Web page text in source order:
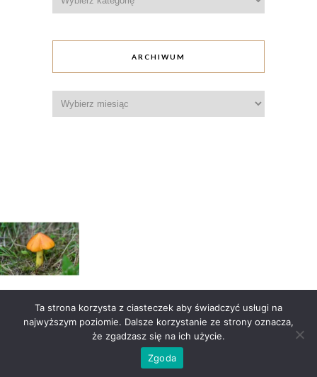
ARCHIWUM
Wczytaj więcej Obserwuj na Instagramie
Pieprznik 2016-2025 – wszystkie prawa zastrzeżone
Ta strona korzysta z ciasteczek aby świadczyć usługi na
najwyższym poziomie. Dalsze korzystanie ze strony oznacza,
że zgadzasz się na ich użycie.
Zgoda